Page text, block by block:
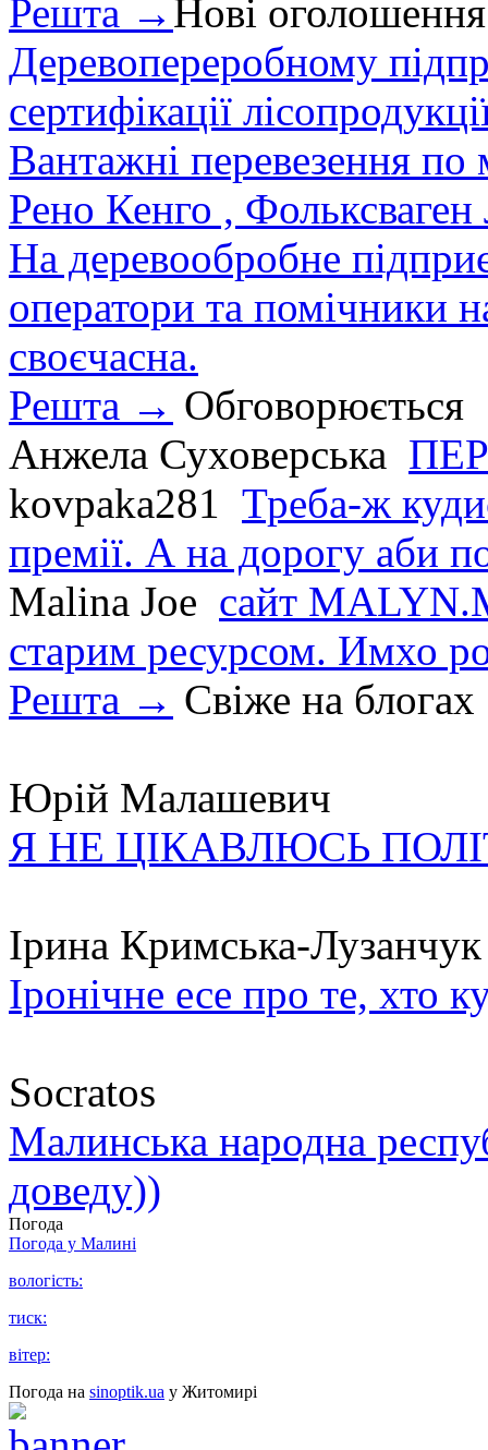
Решта → Нові оголошення
Деревопереробному
сертифікації
Вантажні перевезення по
Рено Кенго ,
На деревообробне
оператори та помічники
своєчасна.
Решта → Обговорюється
Анжела Суховерська
kovpaka281 Треба-ж
премії. А на дорогу аби
Malina Joe сайт
старим ресурсом. Имхо
Решта → Свіже на блогах
Юрій Малашевич
Я НЕ ЦІКАВЛЮСЬ
Ірина Кримська-Лузанчук
Іронічне есе про те, хто
Socratos
Малинська народна
доведу))
Погода
Погода у Малині
вологість:
тиск:
вітер:
Погода на sinoptik.ua у Житомирі